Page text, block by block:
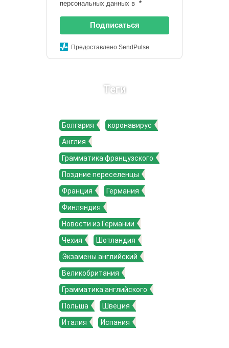
персональных данных в *
Подписаться
Предоставлено SendPulse
Теги
Болгария
коронавирус
Англия
Грамматика французского
Поздние переселенцы
Франция
Германия
Финляндия
Новости из Германии
Чехия
Шотландия
Экзамены английский
Великобритания
Грамматика английского
Польша
Швеция
Италия
Испания